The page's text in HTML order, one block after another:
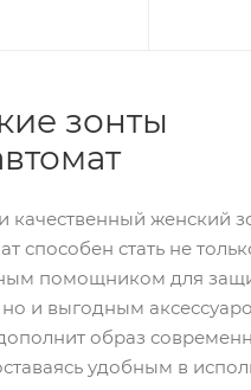
зонты
качественный женский
способен стать не
помощником для
и выгодным
образ
удобным в